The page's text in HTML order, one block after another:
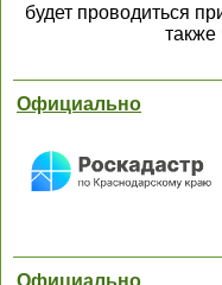
будет проводиться
также
Официально
Официально